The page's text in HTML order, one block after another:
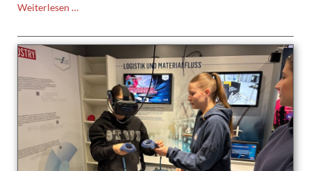
Weiterlesen …
Polen
Woche
voller
Eindrücke,
Geschichte
und
Gemeinschaft